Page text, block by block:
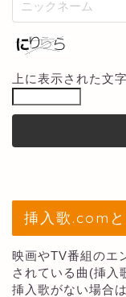
上に表示された文
挿入歌.com
映画やTV番組のエ
されている曲(挿入
挿入歌がない場合